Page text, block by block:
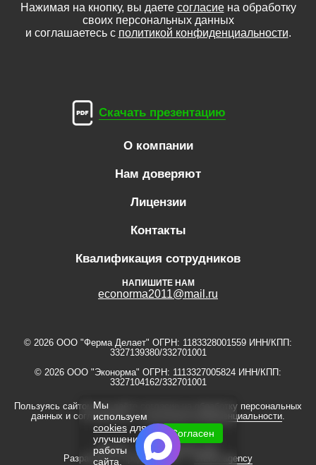
Нажимая на кнопку, вы даете согласиена обработку
своих персональных данных
и соглашаетесь с политикой конфиденциальности.
Скачать презентацию
О компании
Нам доверяют
Лицензии
Контакты
Квалификация сотрудников
НАПИШИТЕ НАМ
econorma2011@mail.ru
© 2026 ООО "Ферма Делает" ОГРН: 1183328001559 ИНН/КПП:
3327139380/332701001
© 2026 ООО "Эконорма" ОГРН: 1113327005824 ИНН/КПП:
3327104162/332701001
Пользуясь сайтом, вы даёте согласие на обработку персональных
данных и соглашаетесь сполитикой конфиденциальности
Дизайн — romanlazarev.com
Разработка и продвижение —
VILKA agency
Мы
используем
cookies для
улучшения
работы
сайта.
Согласен